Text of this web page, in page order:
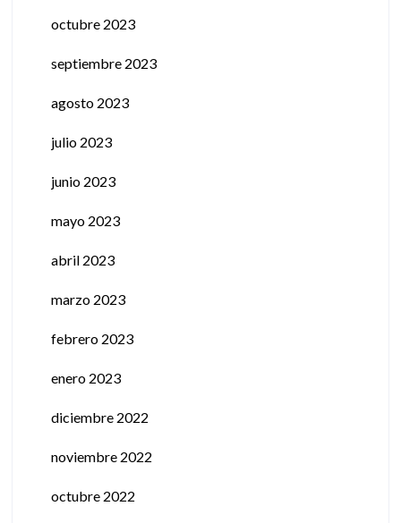
octubre 2023
septiembre 2023
agosto 2023
julio 2023
junio 2023
mayo 2023
abril 2023
marzo 2023
febrero 2023
enero 2023
diciembre 2022
noviembre 2022
octubre 2022